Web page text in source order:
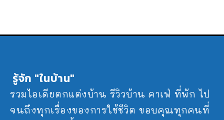
รู้จัก "ในบ้าน"
รวมไอเดียตกแต่งบ้าน รีวิวบ้าน คาเฟ่ ที่พัก ไป
จนถึงทุกเรื่องของการใช้ชีวิต ขอบคุณทุกคนที่